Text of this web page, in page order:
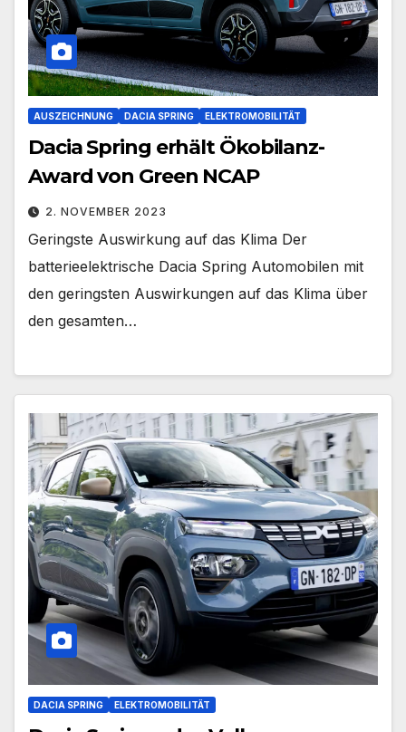
AUSZEICHNUNG DACIA SPRING ELEKTROMOBILITÄT
Dacia Spring erhält Ökobilanz-
Award von Green NCAP
2. NOVEMBER 2023
Geringste Auswirkung auf das Klima Der
batterieelektrische Dacia Spring Automobilen mit
den geringsten Auswirkungen auf das Klima über
den gesamten…
DACIA SPRING ELEKTROMOBILITÄT